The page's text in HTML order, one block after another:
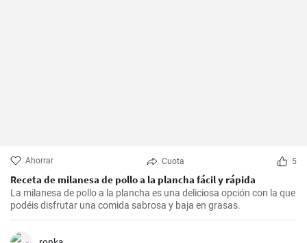
Ahorrar Cuota 5
Receta de milanesa de pollo a la plancha fácil y rápida
La milanesa de pollo a la plancha es una deliciosa opción con la que
podéis disfrutar una comida sabrosa y baja en grasas.